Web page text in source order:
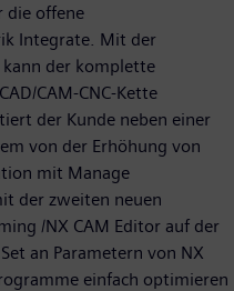
die offene
Integrate. Mit der
kann der komplette
CAM-CNC-Kette
der Kunde neben einer
von der Erhöhung von
mit Manage
der zweiten neuen
/NX CAM Editor auf der
an Parametern von NX
einfach optimieren